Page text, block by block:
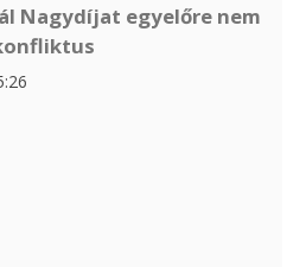
Nagydíjat egyelőre nem